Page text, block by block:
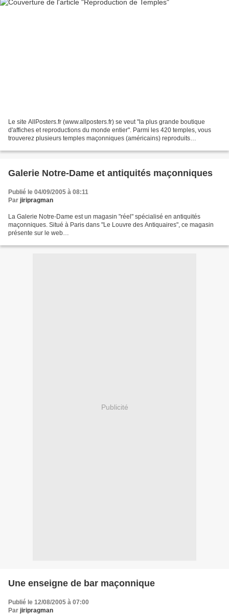
Le site AllPosters.fr (www.allposters.fr) se veut "la plus grande boutique
d'affiches et reproductions du monde entier". Parmi les 420 temples, vous
trouverez plusieurs temples maçonniques (américains) reproduits
Galerie Notre-Dame et antiquités maçonniques
Publié le 04/09/2005 à 08:11
Par jiripragman
La Galerie Notre-Dame est un magasin "réel" spécialisé en antiquités
maçonniques. Situé à Paris dans "Le Louvre des Antiquaires", ce magasin
présente sur le web
simplifiée, son activité....
Publicité
Une enseigne de bar maçonnique
Publié le 12/08/2005 à 07:00
Par jiripragman